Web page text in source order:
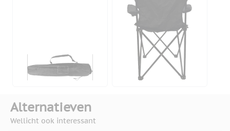
Alternatieven
Wellicht ook interessant